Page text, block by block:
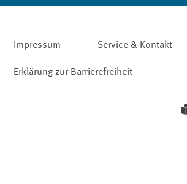
Impressum Service & Kontakt
Erklärung zur Barrierefreiheit